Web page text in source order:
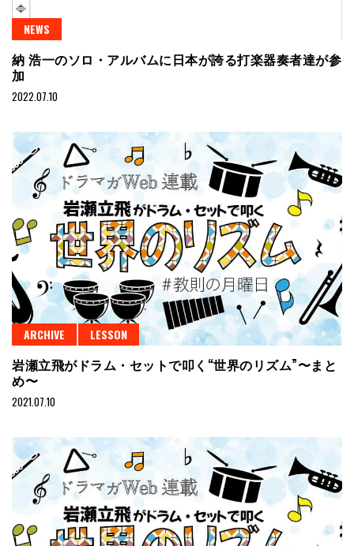
NEWS
納 浩一のソロ・アルバムに日本が誇る打楽器奏者達が参
加
2022.07.10
ARCHIVE LESSON
岩瀬立飛がドラム・セットで叩く“世界のリズム”〜まと
め〜
2021.07.10